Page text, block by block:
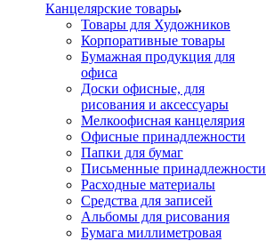
Канцелярские товары
Товары для Художников
Корпоративные товары
Бумажная продукция для
офиса
Доски офисные, для
рисования и аксессуары
Мелкоофисная канцелярия
Офисные принадлежности
Папки для бумаг
Письменные принадлежности
Расходные материалы
Средства для записей
Альбомы для рисования
Бумага миллиметровая